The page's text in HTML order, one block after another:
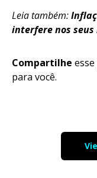
Leia também:
interfere nos
Compartilhe
para você.